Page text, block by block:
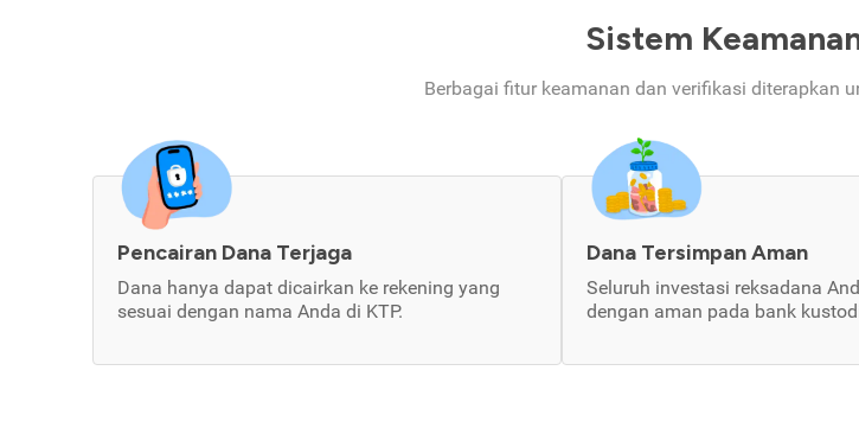
Sistem
Berbagai fitur keamanan dan verifikasi diterapkan
Pencairan Dana Terjaga
Dana hanya dapat dicairkan ke rekening yang
sesuai dengan nama Anda di KTP.
Dana Tersimpan Aman
Seluruh investasi reksadana
dengan aman pada bank